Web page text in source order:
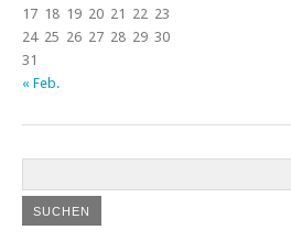
17 18 19 20 21 22 23
24 25 26 27 28 29 30
31
« Feb.